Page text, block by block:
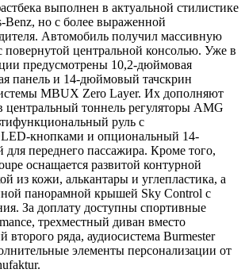
выполнен в актуальной стилистике
Benz, но с более выраженной
Автомобиль получил массивную
центральной консолью. Уже в
предусмотрены 10,2-дюймовая
панель и 14-дюймовый тачскрин
MBUX Zero Layer. Их дополняют
центральный тоннель регуляторы AMG
руль с
кнопками и опциональный 14-
переднего пассажира. Кроме того,
оснащается развитой контурной
из кожи, алькантары и углепластика, а
панорамной крышей Sky Control с
За доплату доступны спортивные
трехместный диван вместо
второго ряда, аудиосистема Burmester
элементы персонализации от